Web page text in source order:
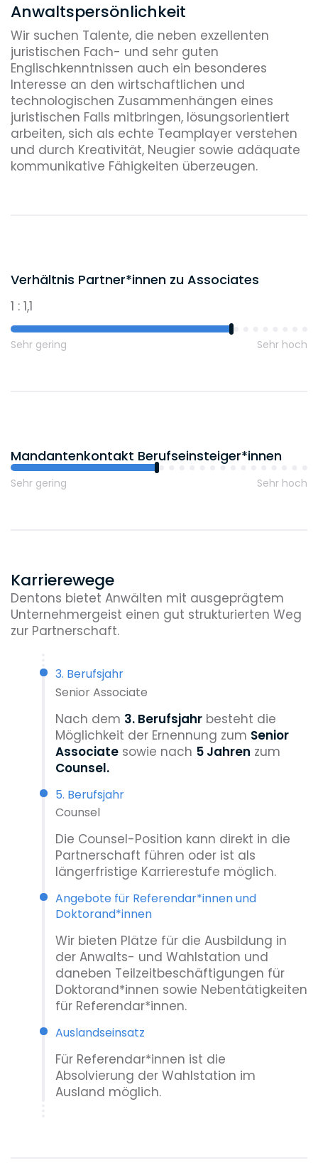
Anwaltspersönlichkeit
Wir suchen Talente, die neben exzellenten
juristischen Fach- und sehr guten
Englischkenntnissen auch ein besonderes
Interesse an den wirtschaftlichen und
technologischen Zusammenhängen eines
juristischen Falls mitbringen, lösungsorientiert
arbeiten, sich als echte Teamplayer verstehen
und durch Kreativität, Neugier sowie adäquate
kommunikative Fähigkeiten überzeugen.
Verhältnis Partner*innen zu Associates
1 : 1,1
Sehr gering Sehr hoch
Mandantenkontakt Berufseinsteiger*innen
Sehr gering Sehr hoch
Karrierewege
Dentons bietet Anwälten mit ausgeprägtem
Unternehmergeist einen gut strukturierten Weg
zur Partnerschaft.
3. Berufsjahr
Senior Associate
Nach dem 3. Berufsjahrbesteht die
Möglichkeit der Ernennung zum Senior
Associatesowie nach 5 Jahren zum
Counsel.
5. Berufsjahr
Counsel
Die Counsel-Position kann direkt in die
Partnerschaft führen oder ist als
längerfristige Karrierestufe möglich.
Angebote für Referendar*innen und
Doktorand*innen
Wir bieten Plätze für die Ausbildung in
der Anwalts- und Wahlstation und
daneben Teilzeitbeschäftigungen für
Doktorand*innen sowie Nebentätigkeiten
für Referendar*innen.
Auslandseinsatz
Für Referendar*innen ist die
Absolvierung der Wahlstation im
Ausland möglich.